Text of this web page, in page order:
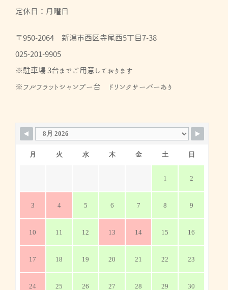
定休日：月曜日
〒950-2064 新潟市西区寺尾西5丁目7-38
025-201-9905
※駐車場 3台までご用意しております
※フルフラットシャンプー台 ドリンクサーバーあり
月 火 水 木 金 土 日
1 2
3 4 5 6 7 8 9
10 11 12 13 14 15 16
17 18 19 20 21 22 23
24 25 26 27 28 29 30